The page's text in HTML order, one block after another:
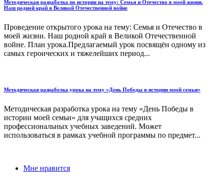
Методическая разработка по истории на тему: Семья и Отечество в моей жизни.
Наш родной край в Великой Отечественной войне
Проведение открытого урока на тему: Семья и Отечество в
моей жизни. Наш родной край в Великой Отечественной
войне. План урока.Предлагаемый урок посвящён одному из
самых героических и тяжелейших период...
Методическая разработка урока на тему «День Победы в истории моей семьи»
Методическая разработка урока на тему «День Победы в
истории моей семьи» для учащихся средних
профессиональных учебных заведений. Может
использоваться в рамках учебной программы по предмет...
Мне нравится